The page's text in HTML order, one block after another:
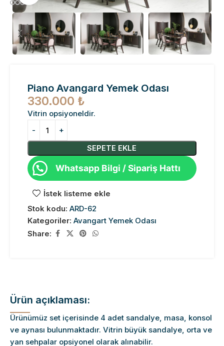
Piano Avangard Yemek Odası
330.000 ₺
Vitrin opsiyoneldir.
SEPETE EKLE
Whatsapp Bilgi / Sipariş Hattı
İstek listeme ekle
Stok kodu: ARD-62
Kategoriler: Avangart Yemek Odası
Share:
Ürün açıklaması:
Ürünümüz set içerisinde 4 adet sandalye, masa, konsol
ve aynası bulunmaktadır. Vitrin büyük sandalye, orta ve
yan sehpalar opsiyonel olarak alınabilir.